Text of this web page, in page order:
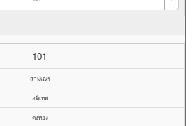
101
สามเณร
อดิเทพ
คงทอง